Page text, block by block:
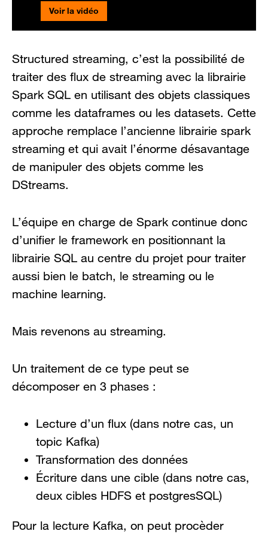
Voir la vidéo
Structured streaming, c’est la possibilité de
traiter des flux de streaming avec la librairie
Spark SQL en utilisant des objets classiques
comme les dataframes ou les datasets. Cette
approche remplace l’ancienne librairie spark
streaming et qui avait l’énorme désavantage
de manipuler des objets comme les
DStreams.
L’équipe en charge de Spark continue donc
d’unifier le framework en positionnant la
librairie SQL au centre du projet pour traiter
aussi bien le batch, le streaming ou le
machine learning.
Mais revenons au streaming.
Un traitement de ce type peut se
décomposer en 3 phases :
Lecture d’un flux (dans notre cas, un
topic Kafka)
Transformation des données
Écriture dans une cible (dans notre cas,
deux cibles HDFS et postgresSQL)
Pour la lecture Kafka, on peut procèder